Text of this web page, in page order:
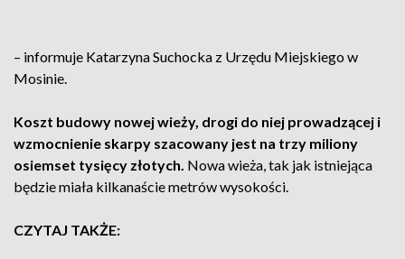
– informuje Katarzyna Suchocka z Urzędu Miejskiego w
Mosinie.
Koszt budowy nowej wieży, drogi do niej prowadzącej i
wzmocnienie skarpy szacowany jest na trzy miliony
osiemset tysięcy złotych. Nowa wieża, tak jak istniejąca
będzie miała kilkanaście metrów wysokości.
CZYTAJ TAKŻE: